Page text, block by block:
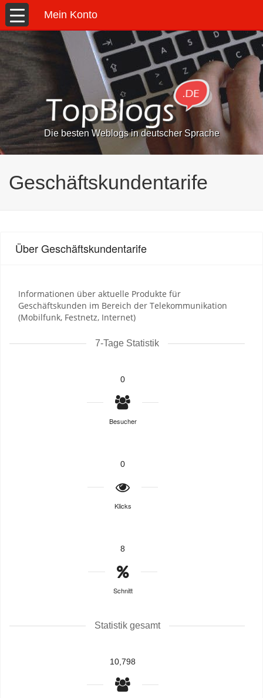
Mein Konto
Die besten Weblogs in deutscher Sprache
Geschäftskundentarife
Über Geschäftskundentarife
Informationen über aktuelle Produkte für
Geschäftskunden im Bereich der Telekommunikation
(Mobilfunk, Festnetz, Internet)
7-Tage Statistik
0
Besucher
0
Klicks
8
Schnitt
Statistik gesamt
10,798